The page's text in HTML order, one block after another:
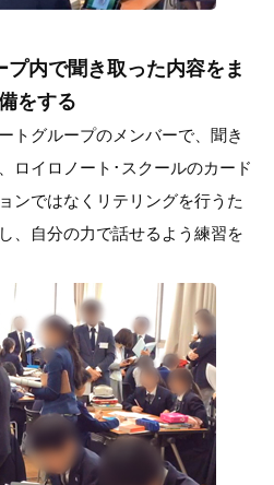
プ内で聞き取った内容をま
をする
トグループのメンバーで、聞き
ロイロノート･スクールのカード
ンではなくリテリングを行うた
、自分の力で話せるよう練習を